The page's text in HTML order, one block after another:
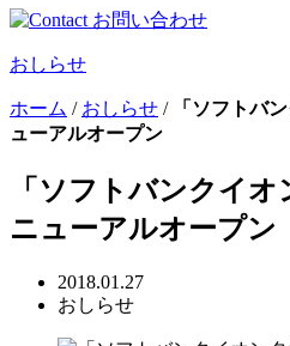
おしらせ
ホーム / おしらせ /
「ソフトバ
ューアルオープン
「ソフトバンクイ
ニューアルオープン
2018.01.27
おしらせ